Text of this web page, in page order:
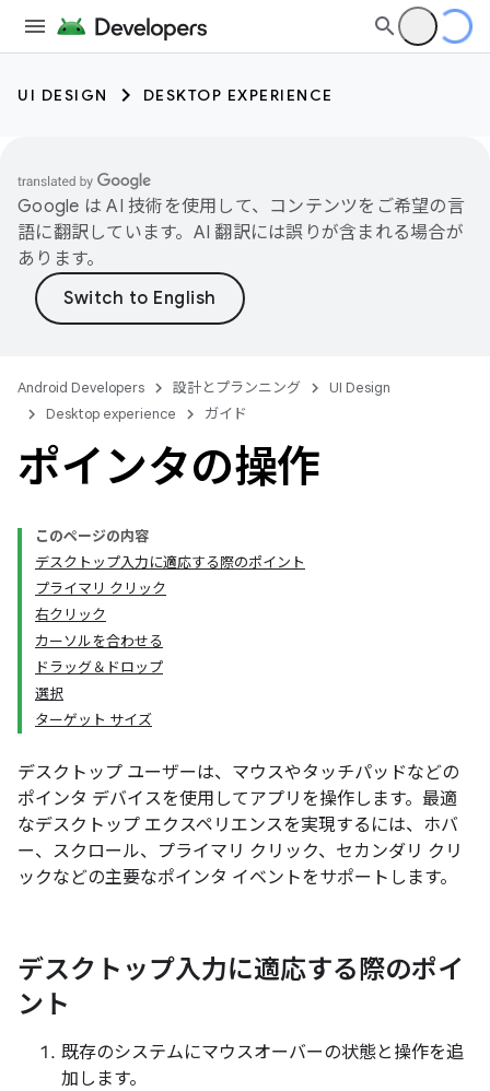
UI DESIGN DESKTOP EXPERIENCE
Google は AI 技術を使用して、コンテンツをご希望の言
語に翻訳しています。AI 翻訳には誤りが含まれる場合が
あります。
Android Developers 設計とプランニング
UI Design
Desktop experience
ガイド
ポインタの操作
このページの内容
デスクトップ入力に適応する際のポイント
プライマリ クリック
右クリック
カーソルを合わせる
ドラッグ＆ドロップ
選択
ターゲット サイズ
デスクトップ ユーザーは、マウスやタッチパッドなどの
ポインタ デバイスを使用してアプリを操作します。最適
なデスクトップ エクスペリエンスを実現するには、ホバ
ー、スクロール、プライマリ クリック、セカンダリ クリ
ックなどの主要なポインタ イベントをサポートします。
デスクトップ入力に適応する際のポイ
ント
既存のシステムにマウスオーバーの状態と操作を追
加します。